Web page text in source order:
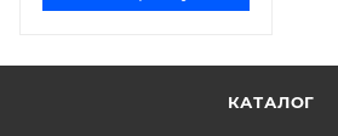
КАТАЛОГ